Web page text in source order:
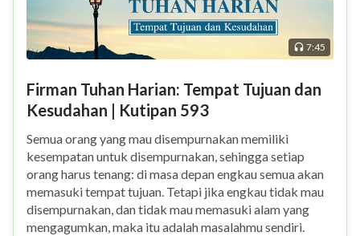
7:45
Firman Tuhan Harian: Tempat Tujuan dan
Kesudahan | Kutipan 593
Semua orang yang mau disempurnakan memiliki
kesempatan untuk disempurnakan, sehingga setiap
orang harus tenang: di masa depan engkau semua akan
memasuki tempat tujuan. Tetapi jika engkau tidak mau
disempurnakan, dan tidak mau memasuki alam yang
mengagumkan, maka itu adalah masalahmu sendiri.